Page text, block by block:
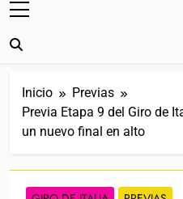
Crónicas, Previas Y Más.
Inicio
Previas
Previa Etapa 9 del Giro de
un nuevo final en alto